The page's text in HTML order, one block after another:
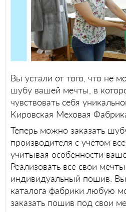
Вы устали от того, что не
шубу вашей мечты, в
чувствовать себя
Кировская Меховая
Теперь можно заказать
производителя с учётом
учитывая особенности
Реализовать все свои
индивидуальный пошив.
каталога фабрики любую
заказать пошив под свои